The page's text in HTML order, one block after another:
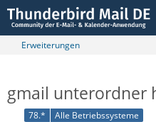
Erweiterungen
gmail unterordner
78.* Alle Betriebssysteme